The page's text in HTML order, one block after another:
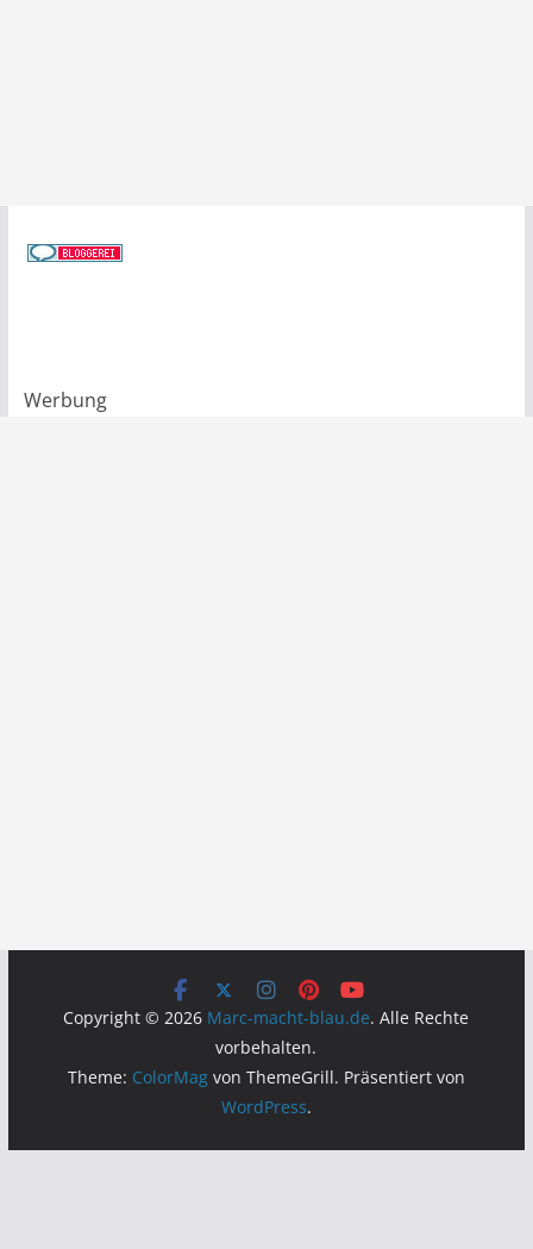
Werbung
Copyright © 2026 Marc-macht-blau.de. Alle Rechte
vorbehalten.
Theme: ColorMagvon ThemeGrill. Präsentiert von
WordPress.